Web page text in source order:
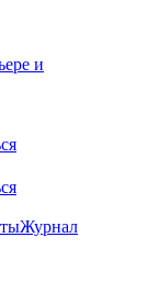
и
Журнал